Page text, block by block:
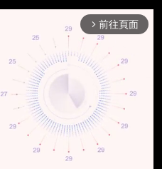
arrow_forward_ios 前往頁面